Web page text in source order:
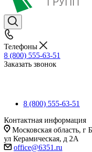
Телефоны
8 (800) 555-63-51
Заказать звонок
8 (800) 555-63-51
Контактная информация
Московская область, г
ул Керамическая, д 2А
office@6351.ru